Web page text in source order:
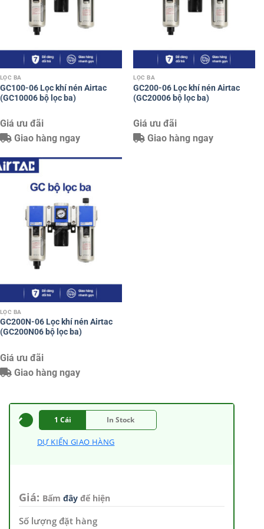
LỌC BA
GC100-06 Lọc khí nén Airtac
(GC10006 bộ lọc ba)
Giá ưu đãi
Giao hàng ngay
LỌC BA
GC200-06 Lọc khí nén Airtac
(GC20006 bộ lọc ba)
Giá ưu đãi
Giao hàng ngay
LỌC BA
GC200N-06 Lọc khí nén Airtac
(GC200N06 bộ lọc ba)
Giá ưu đãi
Giao hàng ngay
1 Cái In Stock
DỰ KIẾN GIAO HÀNG
Giá: Bấm đây để hiện
Số lượng đặt hàng